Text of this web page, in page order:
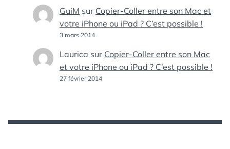
GuiM sur Copier-Coller entre son Mac et
votre iPhone ou iPad ? C’est possible !
3 mars 2014
Laurica sur Copier-Coller entre son Mac
et votre iPhone ou iPad ? C’est possible !
27 février 2014